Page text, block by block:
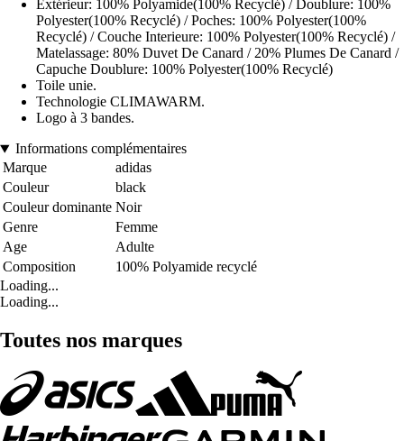
Extérieur: 100% Polyamide(100% Recyclé) / Doublure: 100%
Polyester(100% Recyclé) / Poches: 100% Polyester(100%
Recyclé) / Couche Interieure: 100% Polyester(100% Recyclé) /
Matelassage: 80% Duvet De Canard / 20% Plumes De Canard /
Capuche Doublure: 100% Polyester(100% Recyclé)
Toile unie.
Technologie CLIMAWARM.
Logo à 3 bandes.
Informations complémentaires
Marque
adidas
Couleur
black
Couleur dominante Noir
Genre
Femme
Age
Adulte
Composition
100% Polyamide recyclé
Loading...
Loading...
Toutes nos marques